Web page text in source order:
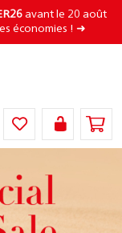
avant le 20 août
économies ! ➜